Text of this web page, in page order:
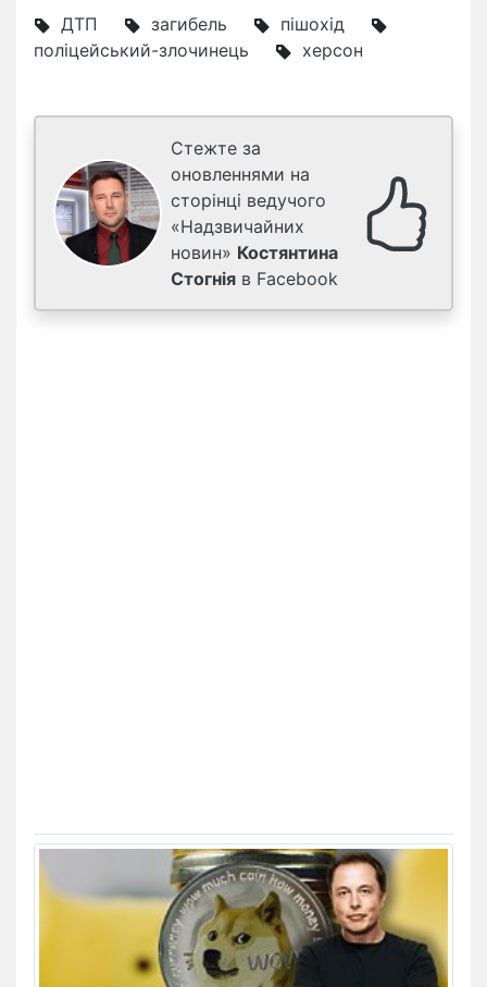
ДТП загибель
пішохід
поліцейський-злочинець
херсон
Стежте за
оновленнями на
сторінці ведучого
«Надзвичайних
новин» Костянтина
Стогнія в Facebook